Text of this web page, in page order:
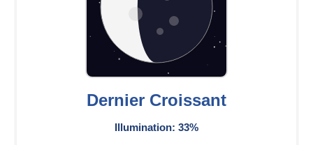
Dernier Croissant
Illumination: 33%